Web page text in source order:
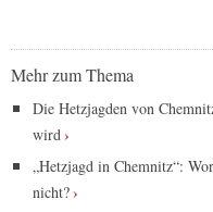
Mehr zum Thema
Die Hetzjagden von
wird
„Hetzjagd in Chemnitz“:
nicht?